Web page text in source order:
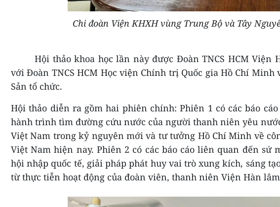
Chi đoàn Viện KHXH vùng Trung Bộ và Tây
Hội thảo khoa học lần này được Đoàn TNCS HCM
với Đoàn TNCS HCM Học viện Chính trị Quốc gia Hồ Chí Minh
Sản tổ chức.
Hội thảo diễn ra gồm hai phiên chính: Phiên 1 có các báo
hành trình tìm đường cứu nước của người thanh niên yêu
Việt Nam trong kỷ nguyên mới và tư tưởng Hồ Chí Minh về
Việt Nam hiện nay. Phiên 2 có các báo cáo liên quan đến
hội nhập quốc tế, giải pháp phát huy vai trò xung kích, sáng
từ thực tiễn hoạt động của đoàn viên, thanh niên Viện Hàn